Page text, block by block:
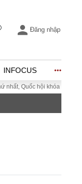
Đăng nhập
INFOCUS
XVI Đưa Nghị quyết